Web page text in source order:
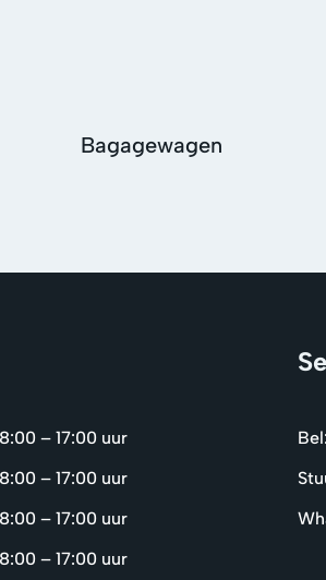
Bagagewagen
– 17:00 uur
– 17:00 uur
– 17:00 uur
– 17:00 uur